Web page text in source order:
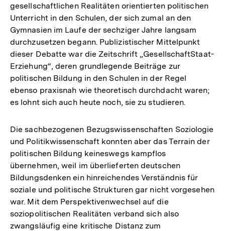
gesellschaftlichen Realitäten orientierten politischen
Unterricht in den Schulen, der sich zumal an den
Gymnasien im Laufe der sechziger Jahre langsam
durchzusetzen begann. Publizistischer Mittelpunkt
dieser Debatte war die Zeitschrift „GesellschaftStaat-
Erziehung“, deren grundlegende Beiträge zur
politischen Bildung in den Schulen in der Regel
ebenso praxisnah wie theoretisch durchdacht waren;
es lohnt sich auch heute noch, sie zu studieren.
Die sachbezogenen Bezugswissenschaften Soziologie
und Politikwissenschaft konnten aber das Terrain der
politischen Bildung keineswegs kampflos
übernehmen, weil im überlieferten deutschen
Bildungsdenken ein hinreichendes Verständnis für
soziale und politische Strukturen gar nicht vorgesehen
war. Mit dem Perspektivenwechsel auf die
soziopolitischen Realitäten verband sich also
zwangsläufig eine kritische Distanz zum